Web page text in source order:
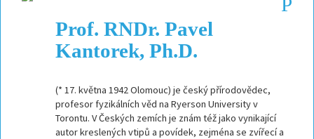
Prof. RNDr. Pavel
Kantorek, Ph.D.
(* 17. května 1942 Olomouc) je český přírodovědec,
profesor fyzikálních věd na Ryerson University v
Torontu. V Českých zemích je znám též jako vynikající
autor kreslených vtipů a povídek, zejména se zvířecí a